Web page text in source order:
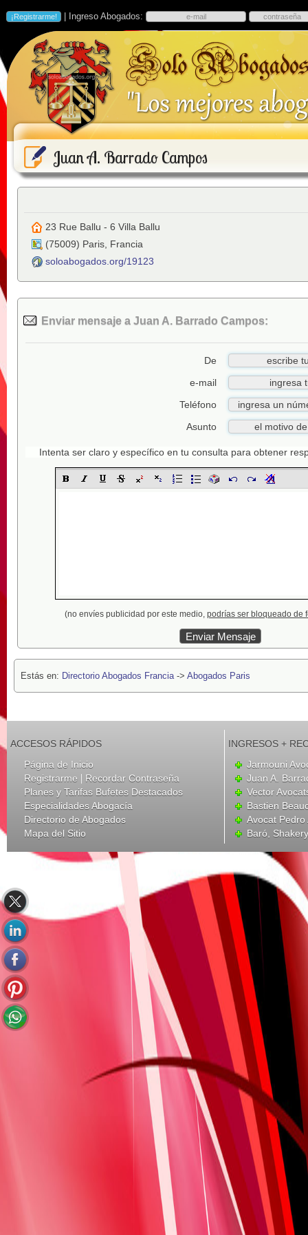
| Ingreso Abogados:
Juan A. Barrado Campos
23 Rue Ballu - 6 Villa Ballu
(75009) Paris Francia
soloabogados.org/19123
Enviar mensaje a Juan A. Barrado Campos:
De
e-mail
Teléfono
Asunto
Intenta ser claro y específico en tu consulta para obtener
(no envíes publicidad por este medio, podrías ser bloqueado de
Estás en: Directorio Abogados Francia-> Abogados Paris
ACCESOS RÁPIDOS
Página de Inicio
Registrarme | Recordar Contraseña
Planes y Tarifas Bufetes Destacados
Especialidades Abogacía
Directorio de Abogados
Mapa del Sitio
INGRESOS +
Jarmouni
Juan A.
Vector
Bastien
Avocat Pedro
Baró,